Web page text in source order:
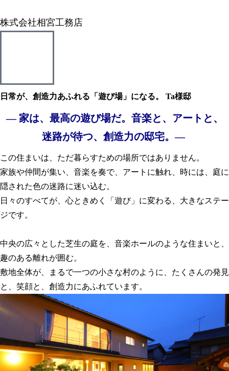
株式会社相宮工務店
日常が、創造力あふれる「遊び場」になる。 Ta様邸
― 家は、最高の遊び場だ。音楽と、アートと、
迷路が待つ、創造力の邸宅。―
この住まいは、ただ暮らすための場所ではありません。
家族や仲間が集い、音楽を奏で、アートに触れ、時には、庭に
隠された色の迷路に迷い込む。
日々のすべてが、心ときめく「遊び」に変わる、大きなステー
ジです。
中央の広々とした芝生の庭を、音楽ホールのような住まいと、
趣のある離れが囲む。
敷地全体が、まるで一つの小さな村のように、たくさんの発見
と、笑顔と、創造力にあふれています。